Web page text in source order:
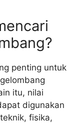
penting untuk
itu, nilai
digunakan
fisika,